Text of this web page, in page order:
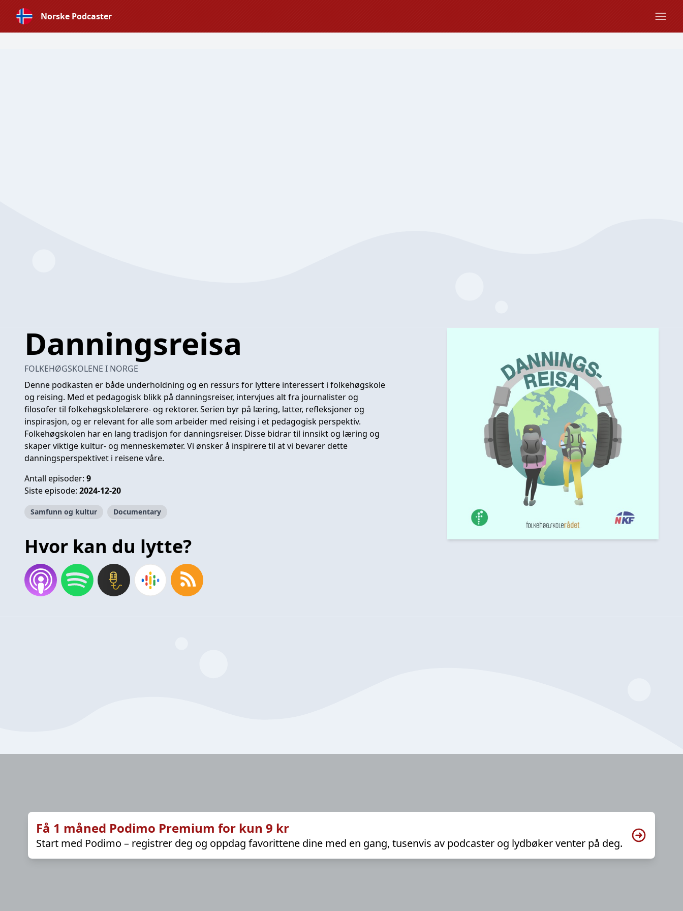
Norske Podcaster
Danningsreisa
FOLKEHØGSKOLENE I NORGE
Denne podkasten er både underholdning og en ressurs for lyttere interessert i folkehøgskole
og reising. Med et pedagogisk blikk på danningsreiser, intervjues alt fra journalister og
filosofer til folkehøgskolelærere- og rektorer. Serien byr på læring, latter, refleksjoner og
inspirasjon, og er relevant for alle som arbeider med reising i et pedagogisk perspektiv.
Folkehøgskolen har en lang tradisjon for danningsreiser. Disse bidrar til innsikt og læring og
skaper viktige kultur- og menneskemøter. Vi ønsker å inspirere til at vi bevarer dette
danningsperspektivet i reisene våre.
Antall episoder: 9
Siste episode: 2024-12-20
Samfunn og kultur Documentary
Hvor kan du lytte?
Få 1 måned Podimo Premium for kun 9 kr
Start med Podimo – registrer deg og oppdag favorittene dine med en gang, tusenvis av podcaster og lydbøker venter på deg.